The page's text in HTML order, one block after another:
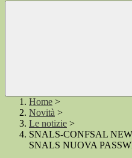
Home >
Novità >
Le notizie >
SNALS-CONFSAL
SNALS NUOVA